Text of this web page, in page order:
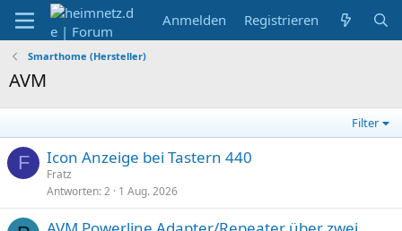
Anmelden Registrieren
Smarthome (Hersteller)
AVM
Filter
F Icon Anzeige bei Tastern 440
Fratz
Antworten 2 1 Aug. 2026